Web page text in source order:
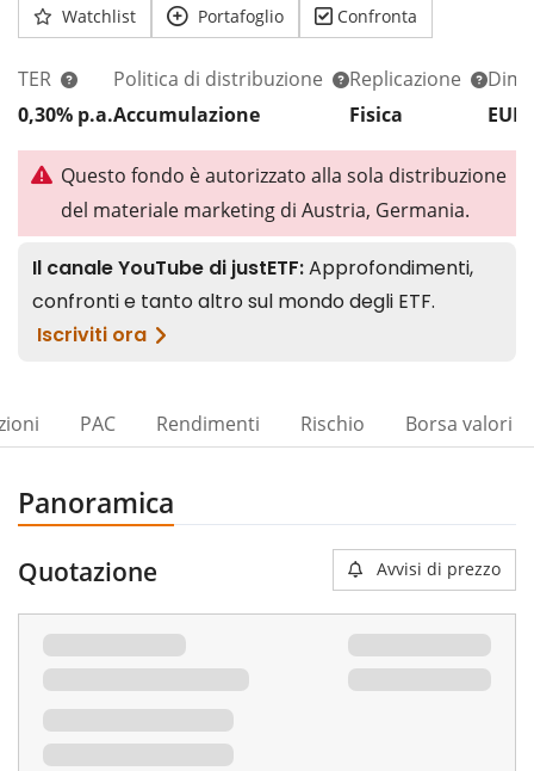
Watchlist Portafoglio Confronta
TER
0,30% p.a.
Politica di distribuzione
Accumulazione
Replicazione
Fisica
Questo fondo è autorizzato alla sola distribuzione
del materiale marketing di Austria, Germania.
PAC Rendimenti Rischio Borsa valori
Panoramica
Quotazione Avvisi di prezzo